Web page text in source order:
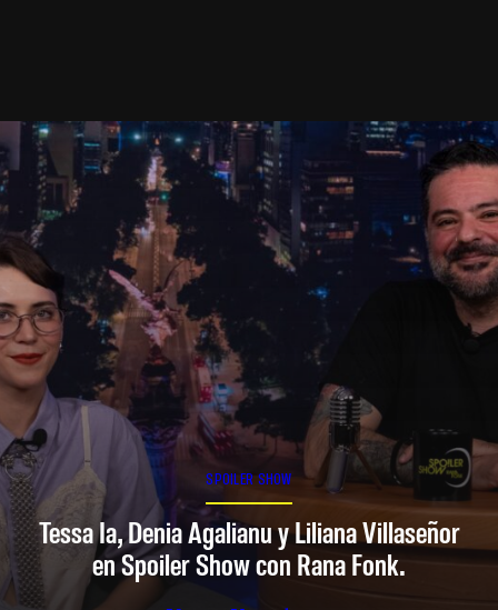
SPOILER SHOW
Tessa Ia, Denia Agalianu y Liliana Villaseñor
en Spoiler Show con Rana Fonk.